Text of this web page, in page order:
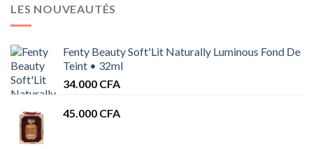
LES NOUVEAUTÉS
Fenty Beauty Soft'Lit Naturally Luminous Fond De
Teint • 32ml
34.000 CFA
45.000 CFA